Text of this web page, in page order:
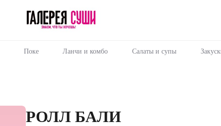
Поке Ланчи и комбо Салаты и супы
РОЛЛ БАЛИ
Пищевая
200
Вес, г
228.6 Ккал